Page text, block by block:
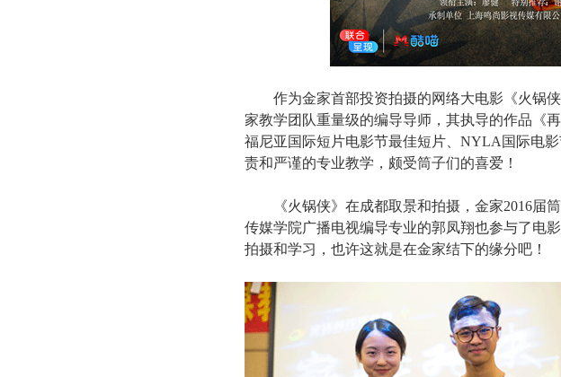
作为金家首部投资拍摄的网络大电影《火锅
家教学团队重量级的编导导师，其执导的作品《
福尼亚国际短片电影节最佳短片、NYLA国际电
责和严谨的专业教学，颇受筒子们的喜爱！
《火锅侠》在成都取景和拍摄，金家2016届
传媒学院广播电视编导专业的郭凤翔也参与了电
拍摄和学习，也许这就是在金家结下的缘分吧！